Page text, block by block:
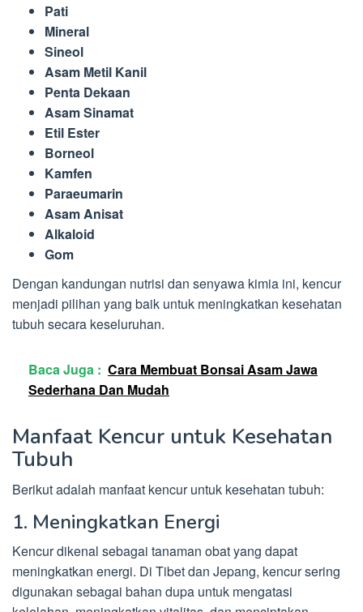
Pati
Mineral
Sineol
Asam Metil Kanil
Penta Dekaan
Asam Sinamat
Etil Ester
Borneol
Kamfen
Paraeumarin
Asam Anisat
Alkaloid
Gom
Dengan kandungan nutrisi dan senyawa kimia ini, kencur
menjadi pilihan yang baik untuk meningkatkan kesehatan
tubuh secara keseluruhan.
Baca Juga : Cara Membuat Bonsai Asam Jawa
Sederhana Dan Mudah
Manfaat Kencur untuk Kesehatan
Tubuh
Berikut adalah manfaat kencur untuk kesehatan tubuh:
1. Meningkatkan Energi
Kencur dikenal sebagai tanaman obat yang dapat
meningkatkan energi. Di Tibet dan Jepang, kencur sering
digunakan sebagai bahan dupa untuk mengatasi